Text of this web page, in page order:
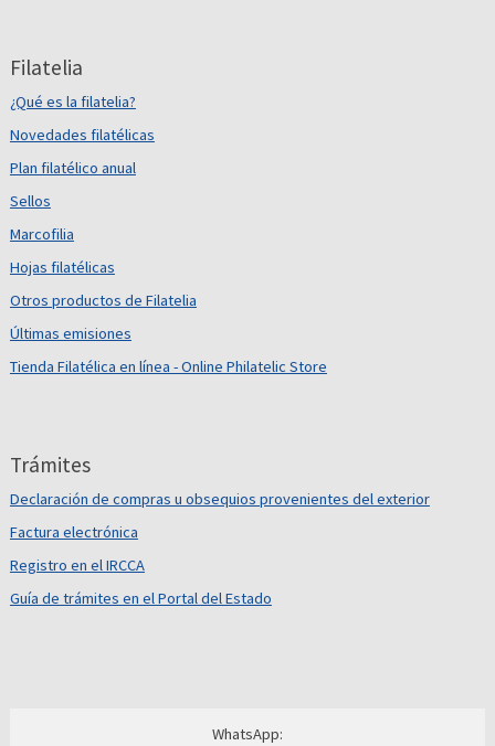
Filatelia
¿Qué es la filatelia?
Novedades filatélicas
Plan filatélico anual
Sellos
Marcofilia
Hojas filatélicas
Otros productos de Filatelia
Últimas emisiones
Tienda Filatélica en línea - Online Philatelic Store
Trámites
Declaración de compras u obsequios provenientes del exterior
Factura electrónica
Registro en el IRCCA
Guía de trámites en el Portal del Estado
WhatsApp: